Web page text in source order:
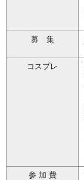
募 集
コスプレ
参 加 費